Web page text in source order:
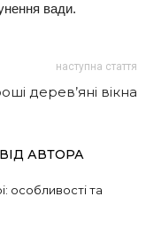
вади.
наступна стаття
дерев’яні вікна
АВТОРА
особливості та